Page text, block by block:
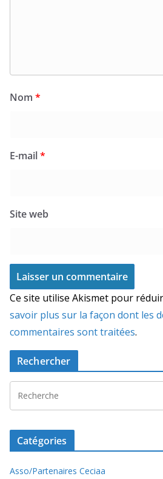
Nom *
E-mail*
Site web
Ce site utilise Akismet pour
savoir plus sur la façon dont les
commentaires sont traitées.
Rechercher
Catégories
Asso/Partenaires Ceciaa